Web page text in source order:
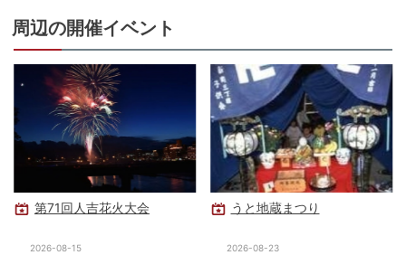
周辺の開催イベント
第71回人吉花火大会
2026-08-15
うと地蔵まつり
2026-08-23